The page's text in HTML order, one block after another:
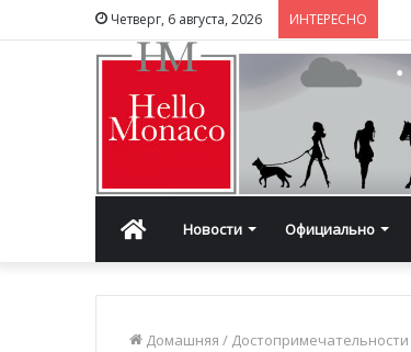
Четверг, 6 августа, 2026 ИНТЕРЕСНО
ГлавнаяНовости Официально
Домашняя / Достопримечательности